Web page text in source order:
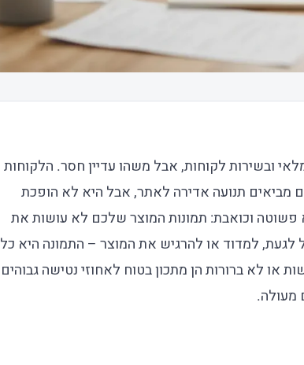
ובשירות לקוחות, אבל משהו עדיין חסר. הלקוחות
מביאים תנועה אדירה לאתר, אבל היא לא הופכת
פשוטה וכואבת: תמונות המוצר שלכם לא עושות את
לגעת, למדוד או להרגיש את המוצר – התמונה היא כל
או לא ברורות הן מתכון בטוח לאחוזי נטישה גבוהים
מעולה.